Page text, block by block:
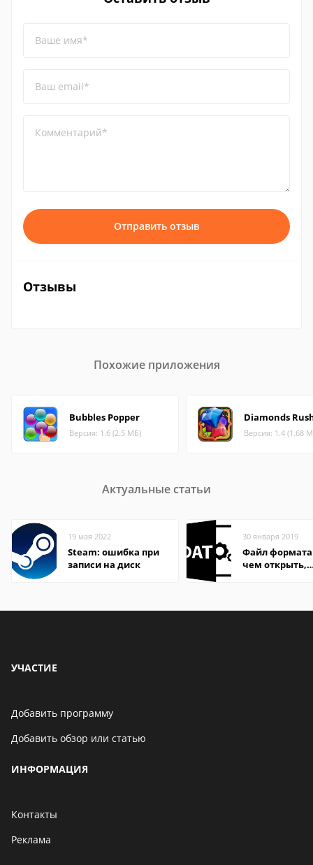
Ваше имя*
Ваш email*
Комментарий*
Отправить отзыв
Отзывы
Похожие приложения
Bubbles Popper
Версия: 1.6 (2.5 МБ)
Diamonds
Версия: 1.4 (1.68
Актуальные статьи
19 мая 2022
Steam: ошибка при
записи на диск
30 января 2019
Файл формата
чем открыть,
УЧАСТИЕ
Добавить программу
Добавить обзор или статью
ИНФОРМАЦИЯ
Контакты
Реклама